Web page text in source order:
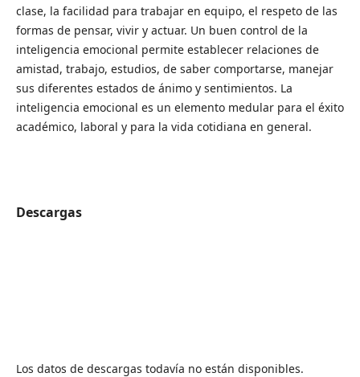
clase, la facilidad para trabajar en equipo, el respeto de las
formas de pensar, vivir y actuar. Un buen control de la
inteligencia emocional permite establecer relaciones de
amistad, trabajo, estudios, de saber comportarse, manejar
sus diferentes estados de ánimo y sentimientos. La
inteligencia emocional es un elemento medular para el éxito
académico, laboral y para la vida cotidiana en general.
Descargas
Los datos de descargas todavía no están disponibles.